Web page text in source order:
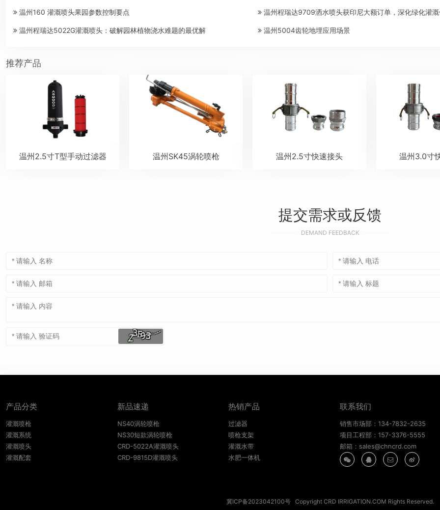
温州160 灌溉喷头果园参数控制要点 温州程瑞达9709洒水喷头获印尼大额订单，深化绿化灌
温州程瑞达5022G灌溉喷头：破解园林植物浇水难题的最优解 温州​5004齿轮地埋应用场景
推荐产品
温州2.5寸T型手动过滤器 温州SK45涡轮喷枪 温州2.5寸快速接头 温州3.0寸
提交需求或反馈
DEMAND FEEDBACK
产品分类
灌溉喷枪
灌溉系统
灌溉喷头
灌溉配套
新品速递
NS40涡轮喷枪
NS30短款涡轮喷枪
CRD-5022A灌溉喷头
CRD-9815D灌溉喷头
热销产品
过滤器
喷枪支架
灌溉水带
水肥一体机
联系我们
销售市场部：134-7832-2635
项目工程部：157-3376-5555
邮箱：sales@chncrd.com
冀ICP备2023042100号Copyright CRD IRRIGATION.COM Rights Reserved.